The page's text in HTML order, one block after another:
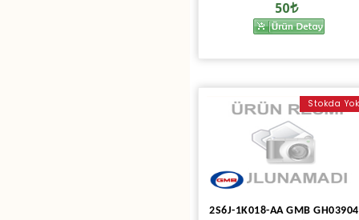
50
Stokda Yok
2S6J-1K018-AA GMB